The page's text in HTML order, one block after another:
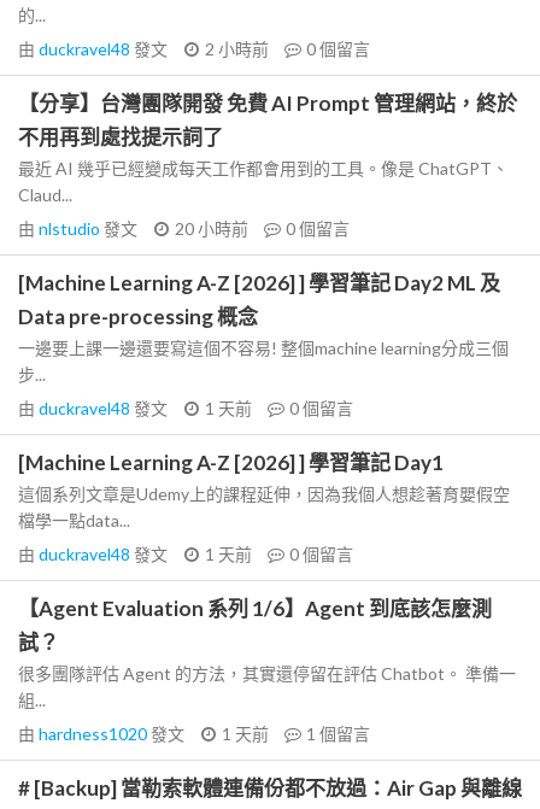
的...
由 duckravel48 發文 2 小時前 0個留言
【分享】台灣團隊開發 免費 AI Prompt 管理網站，終於
不用再到處找提示詞了
最近 AI 幾乎已經變成每天工作都會用到的工具。像是 ChatGPT、
Claud...
由 nlstudio 發文 20 小時前 0個留言
[Machine Learning A-Z [2026] ] 學習筆記 Day2 ML 及
Data pre-processing 概念
一邊要上課一邊還要寫這個不容易! 整個machine learning分成三個
步...
由 duckravel48 發文 1 天前 0個留言
[Machine Learning A-Z [2026] ] 學習筆記 Day1
這個系列文章是Udemy上的課程延伸，因為我個人想趁著育嬰假空
檔學一點data...
由 duckravel48 發文 1 天前 0個留言
【Agent Evaluation 系列 1/6】Agent 到底該怎麼測
試？
很多團隊評估 Agent 的方法，其實還停留在評估 Chatbot。 準備一
組...
由 hardness1020發文 1 天前 1 個留言
# [Backup] 當勒索軟體連備份都不放過：Air Gap 與離線